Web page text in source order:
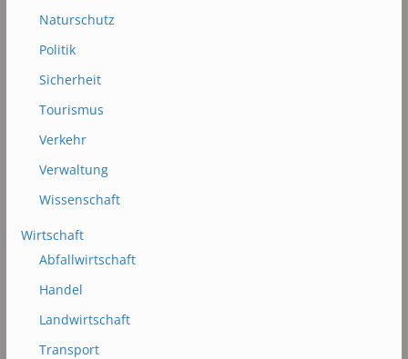
Naturschutz
Politik
Sicherheit
Tourismus
Verkehr
Verwaltung
Wissenschaft
Wirtschaft
Abfallwirtschaft
Handel
Landwirtschaft
Transport